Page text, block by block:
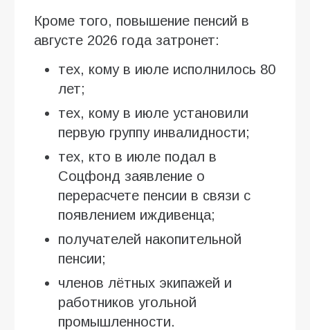
Кроме того, повышение пенсий в
августе 2026 года затронет:
тех, кому в июле исполнилось 80
лет;
тех, кому в июле установили
первую группу инвалидности;
тех, кто в июле подал в
Соцфонд заявление о
перерасчете пенсии в связи с
появлением иждивенца;
получателей накопительной
пенсии;
членов лётных экипажей и
работников угольной
промышленности.